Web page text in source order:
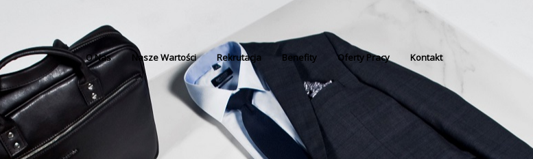
O Nas Nasze Wartości Rekrutacja Benefity Oferty Pracy Kontakt